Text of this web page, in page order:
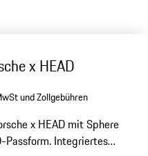
x HEAD
und Zollgebühren
x HEAD mit Sphere
Integriertes